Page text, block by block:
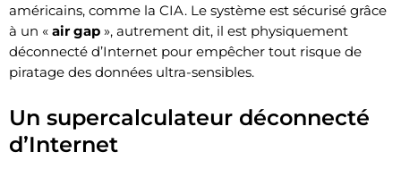
américains, comme la CIA. Le système est sécurisé grâce
à un « air gap », autrement dit, il est physiquement
déconnecté d’Internet pour empêcher tout risque de
piratage des données ultra-sensibles.
Un supercalculateur déconnecté
d’Internet